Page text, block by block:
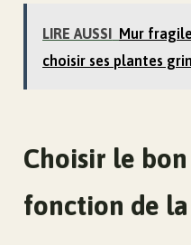
LIRE AUSSI Mur
choisir ses plantes
Choisir le
fonction de